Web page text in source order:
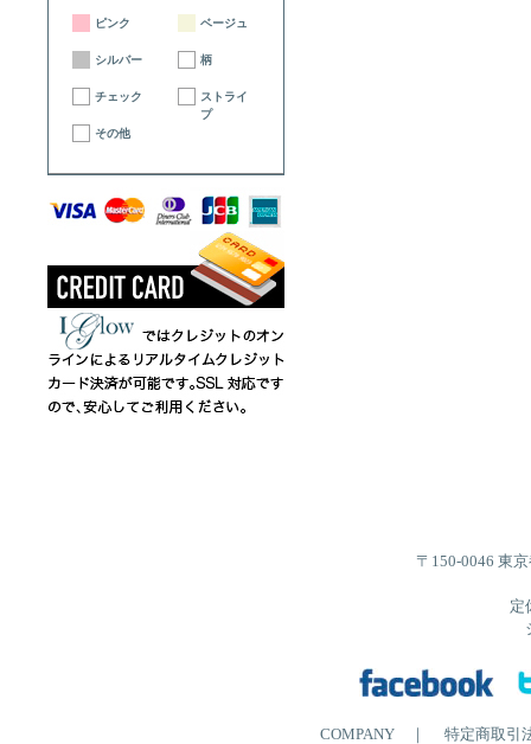
ピンク ベージュ
シルバー 柄
チェック
ストライ
プ
その他
〒150-0046 東
定
COMPANY｜ 特定商取引